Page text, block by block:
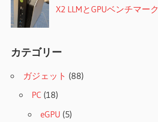
X2 LLMとGPUベンチマーク
カテゴリー
ガジェット (88)
PC (18)
eGPU (5)